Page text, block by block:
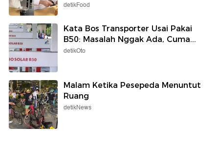
detikFood
Kata Bos Transporter Usai Pakai
B50: Masalah Nggak Ada, Cuma...
detikOto
Malam Ketika Pesepeda Menuntut
Ruang
detikNews